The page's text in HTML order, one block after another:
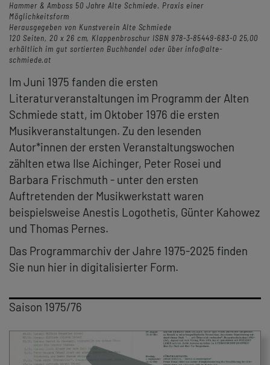
Hammer & Amboss 50 Jahre Alte Schmiede. Praxis einer
Möglichkeitsform
Herausgegeben von Kunstverein Alte Schmiede
120 Seiten, 20 x 26 cm, Klappenbroschur ISBN 978-3-85449-683-0 25,00
erhältlich im gut sortierten Buchhandel oder über info@alte-
schmiede.at
Im Juni 1975 fanden die ersten
Literaturveranstaltungen im Programm der Alten
Schmiede statt, im Oktober 1976 die ersten
Musikveranstaltungen. Zu den lesenden
Autor*innen der ersten Veranstaltungswochen
zählten etwa Ilse Aichinger, Peter Rosei und
Barbara Frischmuth - unter den ersten
Auftretenden der Musikwerkstatt waren
beispielsweise Anestis Logothetis, Günter Kahowez
und Thomas Pernes.
Das Programmarchiv der Jahre 1975-2025 finden
Sie nun hier in digitalisierter Form.
Saison 1975/76